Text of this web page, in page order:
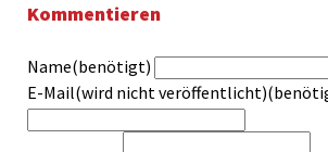
Kommentieren
Name(benötigt)
E-Mail(wird nicht